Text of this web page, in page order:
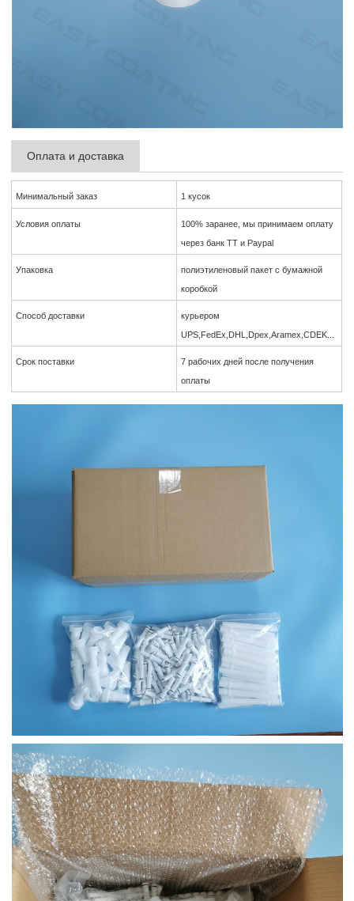
Оплата и доставка
Минимальный заказ 1 кусок
Условия оплаты
100% заранее, мы принимаем оплату
через банк TT и Paypal
Упаковка
полиэтиленовый пакет с бумажной
коробкой
Способ доставки
курьером
UPS,FedEx,DHL,Dpex,Aramex,CDEK...
Срок поставки
7 рабочих дней после получения
оплаты